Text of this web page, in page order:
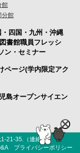
館
分館
四国・九州・沖縄
書館職員フレッシ
ン・セミナー
ページ(学内限定アク
島オープンサイエン
21-35.（連絡先）
プライバシーポリシー